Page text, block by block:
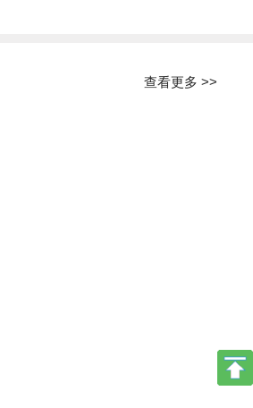
查看更多 >>